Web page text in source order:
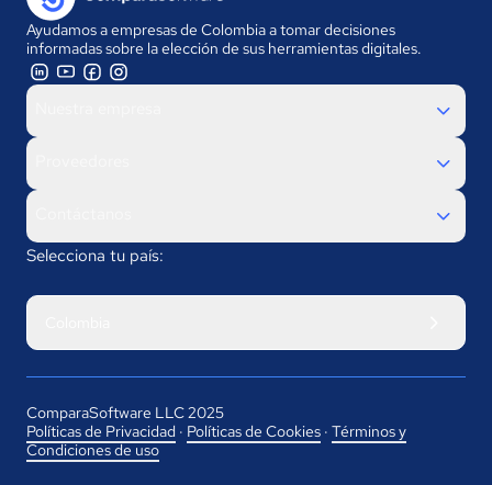
Ayudamos a empresas de Colombia a tomar decisiones
informadas sobre la elección de sus herramientas digitales.
Selecciona tu país:
ComparaSoftware LLC 2025
Políticas de Privacidad · Políticas de Cookies · Términos y
Condiciones de uso